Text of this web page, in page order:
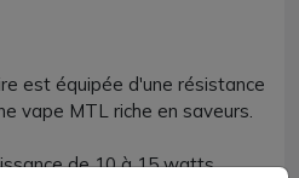
est équipée d'une résistance
vape MTL riche en saveurs.
de 10 à 15 watts,